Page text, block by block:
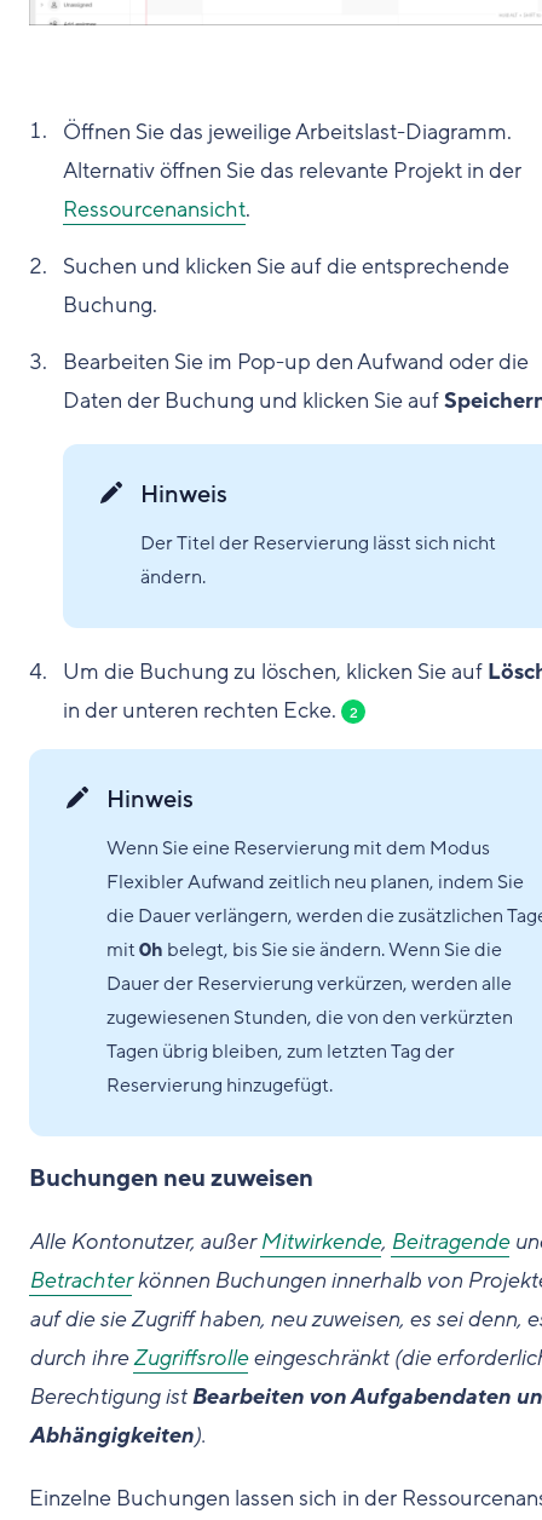
Öffnen Sie das jeweilige Arbeitslast-Diagramm.
Alternativ öffnen Sie das relevante Projekt in der
Ressourcenansicht.
Suchen und klicken Sie auf die entsprechende
Buchung.
Bearbeiten Sie im Pop-up den Aufwand oder die
Daten der Buchung und klicken Sie auf
Hinweis
Der Titel der Reservierung lässt sich nicht
ändern.
Um die Buchung zu löschen, klicken Sie auf
in der unteren rechten Ecke.
2
Hinweis
Wenn Sie eine Reservierung mit dem Modus
Flexibler Aufwand zeitlich neu planen, indem Sie
die Dauer verlängern, werden die zusätzlichen
mit0h belegt, bis Sie sie ändern. Wenn Sie die
Dauer der Reservierung verkürzen, werden alle
zugewiesenen Stunden, die von den verkürzten
Tagen übrig bleiben, zum letzten Tag der
Reservierung hinzugefügt.
Buchungen neu zuweisen
Alle Kontonutzer, außerMitwirkende, Beitragende
Betrachterkönnen Buchungen innerhalb von
auf die sie Zugriff haben, neu zuweisen, es sei denn,
durch ihreZugriffsrolleeingeschränkt (die
Berechtigung istBearbeiten von Aufgabendaten
Abhängigkeiten).
Einzelne Buchungen lassen sich in der